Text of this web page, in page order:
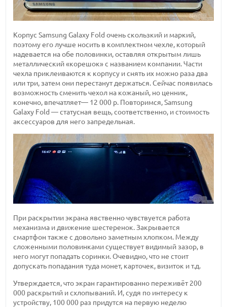
Корпус Samsung Galaxy Fold очень скользкий и маркий,
поэтому его лучше носить в комплектном чехле, который
надевается на обе половинки, оставляя открытым лишь
металлический «корешок» с названием компании. Части
чехла приклеиваются к корпусу и снять их можно раза два
или три, затем они перестанут держаться. Сейчас появилась
возможность сменить чехол на кожаный, но ценник,
конечно, впечатляет— 12 000 р. Повторимся, Samsung
Galaxy Fold — статусная вещь, соответственно, и стоимость
аксессуаров для него запредельная.
При раскрытии экрана явственно чувствуется работа
механизма и движение шестеренок. Закрывается
смартфон также с довольно заметным хлопком. Между
сложенными половинками существует видимый зазор, в
него могут попадать соринки. Очевидно, что не стоит
допускать попадания туда монет, карточек, визиток и т.д.
Утверждается, что экран гарантированно переживёт 200
000 раскрытий и схлопываний. И, судя по интересу к
устройству, 100 000 раз придутся на первую неделю